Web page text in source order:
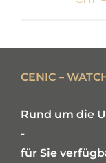
CENIC –
Rund um die
-
für Sie